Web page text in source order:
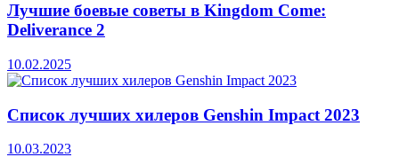
Лучшие боевые советы в Kingdom Come:
Deliverance 2
10.02.2025
Список лучших хилеров Genshin Impact 2023
10.03.2023